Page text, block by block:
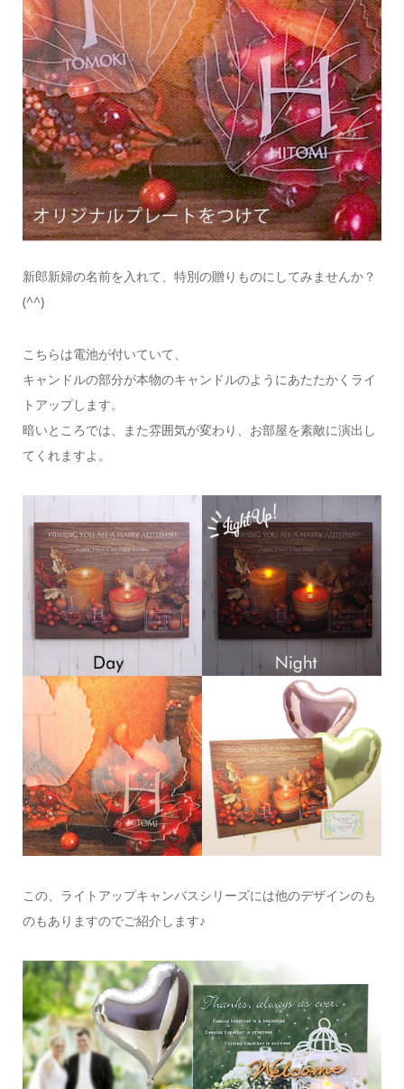
新郎新婦の名前を入れて、特別の贈りものにしてみませんか？
(^^)
こちらは電池が付いていて、
キャンドルの部分が本物のキャンドルのようにあたたかくライ
トアップします。
暗いところでは、また雰囲気が変わり、お部屋を素敵に演出し
てくれますよ。
この、ライトアップキャンバスシリーズには他のデザインのも
のもありますのでご紹介します♪